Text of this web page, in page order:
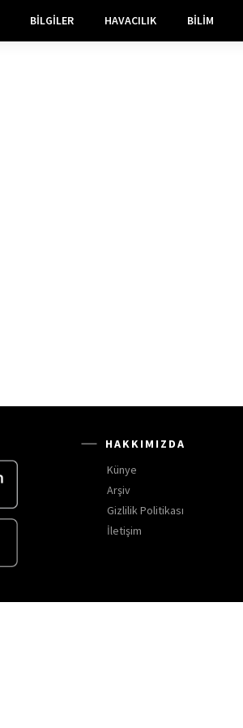
BILGILER HAVACILIK BILIM
HAKKIMIZDA
Künye
Arşiv
Gizlilik Politikası
İletişim